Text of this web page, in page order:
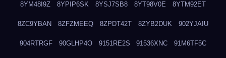
8YM48I9Z 8YPIP6SK 8YSJ7SB8 8YT98V0E 8YTM92ET
8ZC9YBAN 8ZFZMEEQ 8ZPDT42T 8ZYB2DUK 902YJAIU
904RTRGF 90GLHP4O 9151RE2S 91536XNC 91M6TF5C